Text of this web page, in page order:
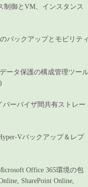
制御とVM、インスタンス
のバックアップとモビリテ
ータ保護の構成管理ツー
パーバイザ間共有ストレー
Vバックアップ＆レプ
Office 365環境の包
SharePoint Online,